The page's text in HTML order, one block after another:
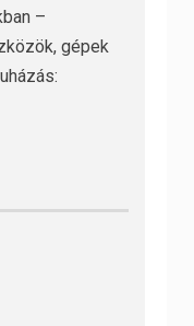
–
gépek